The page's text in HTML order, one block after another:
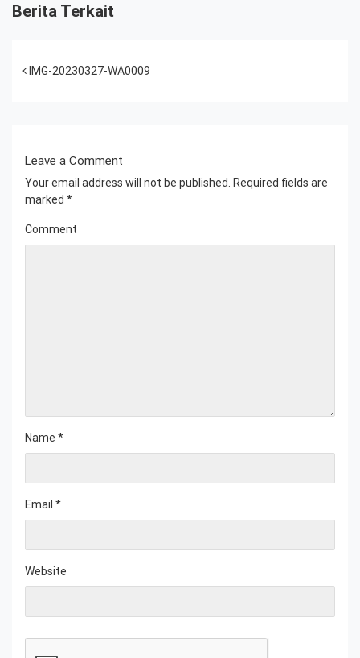
Berita Terkait
Post navigation
IMG-20230327-WA0009
Leave a Comment
Your email address will not be published.
Required fields are
marked *
Comment
Name *
Email *
Website